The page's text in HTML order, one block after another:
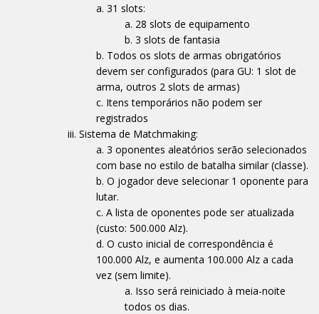
31 slots:
28 slots de equipamento
3 slots de fantasia
Todos os slots de armas obrigatórios
devem ser configurados (para GU: 1 slot de
arma, outros 2 slots de armas)
Itens temporários não podem ser
registrados
Sistema de Matchmaking:
3 oponentes aleatórios serão selecionados
com base no estilo de batalha similar (classe).
O jogador deve selecionar 1 oponente para
lutar.
A lista de oponentes pode ser atualizada
(custo: 500.000 Alz).
O custo inicial de correspondência é
100.000 Alz, e aumenta 100.000 Alz a cada
vez (sem limite).
Isso será reiniciado à meia-noite
todos os dias.